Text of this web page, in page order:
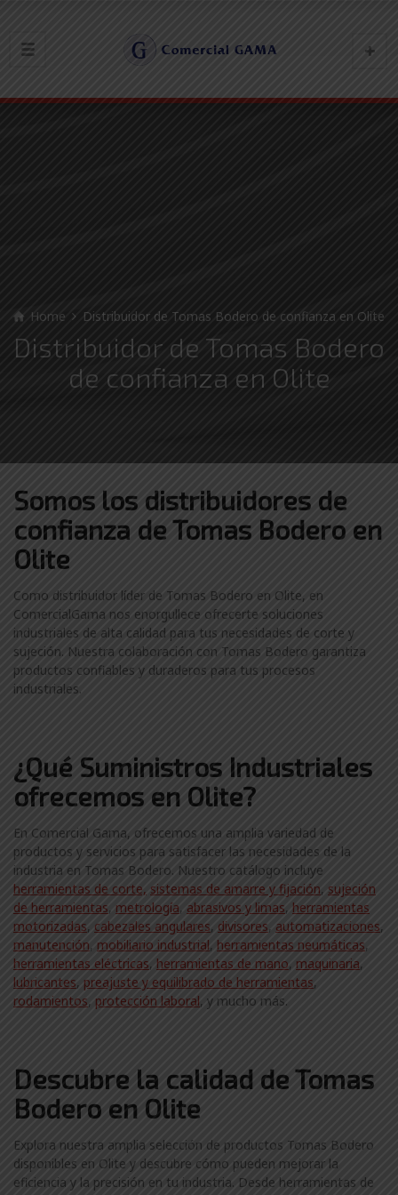
Home Distribuidor de Tomas Bodero de confianza en Olite
Distribuidor de Tomas Bodero
de confianza en Olite
Somos los distribuidores de
confianza deTomas Bodero en
Olite
Como distribuidor líder de Tomas Bodero en Olite, en
ComercialGama nos enorgullece ofrecerte soluciones
industriales de alta calidad para tus necesidades de corte y
sujeción. Nuestra colaboración con Tomas Bodero garantiza
productos confiables y duraderos para tus procesos
industriales.
¿Qué Suministros Industriales
ofrecemos en Olite?
En Comercial Gama, ofrecemos una amplia variedad de
productos y servicios para satisfacer las necesidades de la
industria en Tomas Bodero. Nuestro catálogo incluye
herramientas de corte, sistemas de amarre y fijación, sujeción
de herramientas, metrología, abrasivos y limas, herramientas
motorizadas, cabezales angulares, divisores, automatizaciones,
manutención, mobiliario industrial, herramientas neumáticas,
herramientas eléctricas, herramientas de mano, maquinaria,
lubricantes, preajuste y equilibrado de herramientas,
rodamientos, protección laboral, y mucho más.
Descubre la calidad de Tomas
Bodero en Olite
Explora nuestra amplia selección de productos Tomas Bodero
disponibles en Olite y descubre cómo pueden mejorar la
eficiencia y la precisión en tu industria. Desde herramientas de